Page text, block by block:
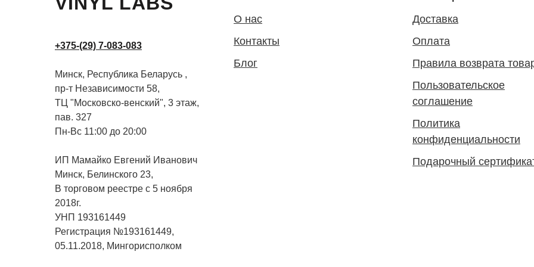
+375-(29) 7-083-083
Минск, Республика Беларусь ,
пр-т Независимости 58,
ТЦ "Московско-венский", 3 этаж,
пав. 327
Пн-Вс 11:00 до 20:00
ИП Мамайко Евгений Иванович
Минск, Белинского 23,
В торговом реестре с 5 ноября
2018г.
УНП 193161449
Регистрация №193161449,
05.11.2018, Мингорисполком
О нас
Контакты
Блог
Доставка
Оплата
Правила возврата
Пользовательское
соглашение
Политика
конфиденциальности
Подарочный